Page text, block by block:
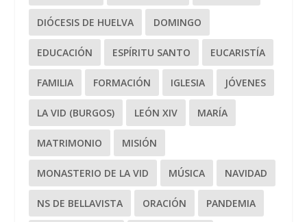
DIÓCESIS DE HUELVA DOMINGO
EDUCACIÓN ESPÍRITU SANTO EUCARISTÍA
FAMILIA FORMACIÓN IGLESIA JÓVENES
LA VID (BURGOS) LEÓN XIV MARÍA
MATRIMONIO MISIÓN
MONASTERIO DE LA VID MÚSICA NAVIDAD
NS DE BELLAVISTA ORACIÓN PANDEMIA